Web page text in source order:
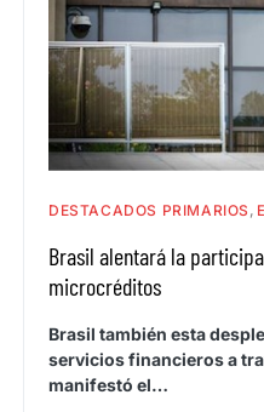
DESTACADOS PRIMARIOS
Brasil alentará la
microcréditos
Brasil también esta
servicios financieros a
manifestó el…